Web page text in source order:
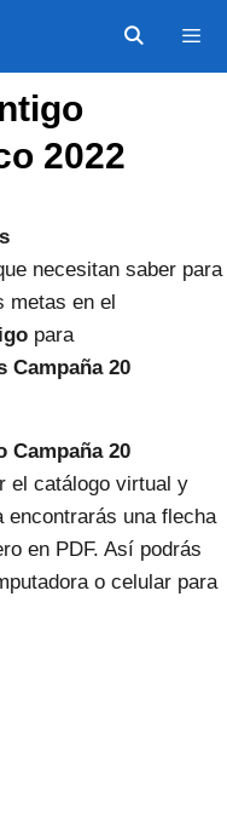
2022
necesitan saber para
metas en el
para
Campaña 20
Campaña 20
el catálogo virtual y
encontrarás una flecha
en PDF. Así podrás
o celular para